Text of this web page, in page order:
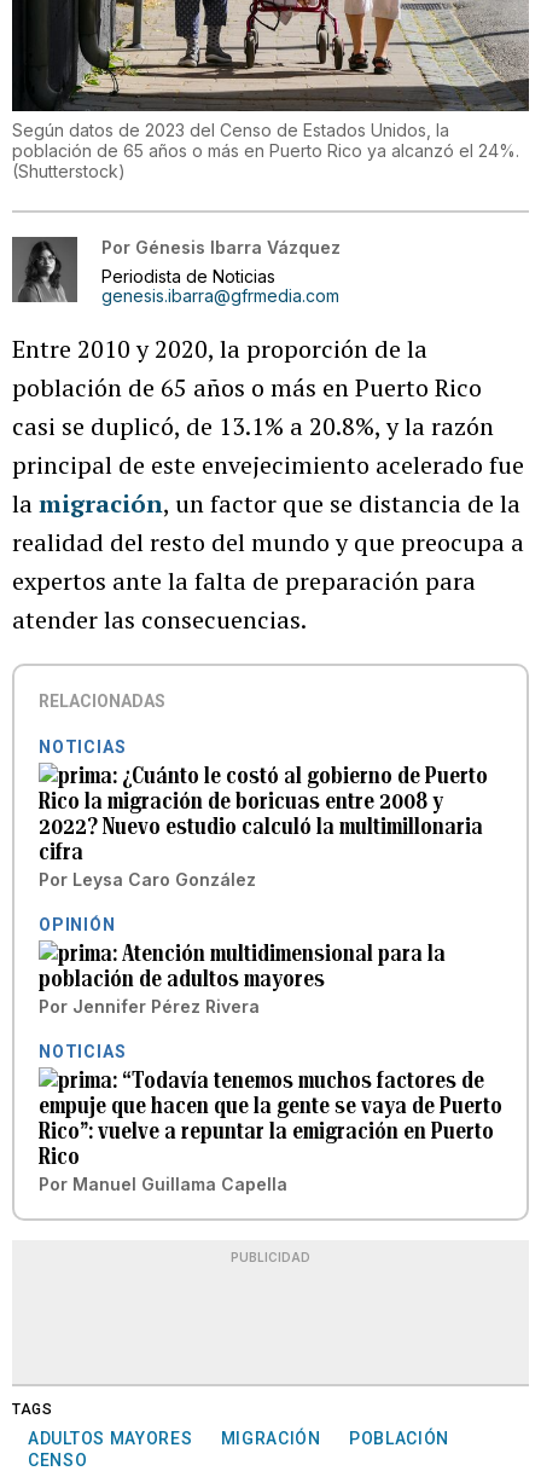
Según datos de 2023 del Censo de Estados Unidos, la
población de 65 años o más en Puerto Rico ya alcanzó el 24%.
(Shutterstock)
Por Génesis Ibarra Vázquez
Periodista de Noticias
genesis.ibarra@gfrmedia.com
Entre 2010 y 2020, la proporción de la
población de 65 años o más en Puerto Rico
casi se duplicó, de 13.1% a 20.8%, y la razón
principal de este envejecimiento acelerado fue
lamigración, un factor que se distancia de la
realidad del resto del mundo y que preocupa a
expertos ante la falta de preparación para
atender las consecuencias.
RELACIONADAS
NOTICIAS
¿Cuánto le costó al gobierno de Puerto
Rico la migración de boricuas entre 2008 y
2022? Nuevo estudio calculó la multimillonaria
cifra
Por Leysa Caro González
OPINIÓN
Atención multidimensional para la
población de adultos mayores
Por Jennifer Pérez Rivera
NOTICIAS
“Todavía tenemos muchos factores de
empuje que hacen que la gente se vaya de Puerto
Rico”: vuelve a repuntar la emigración en Puerto
Rico
Por Manuel Guillama Capella
PUBLICIDAD
TAGS
ADULTOS MAYORES MIGRACIÓN
POBLACIÓN
CENSO